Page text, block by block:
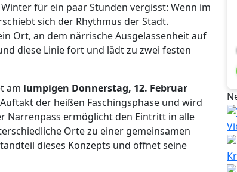
für ein paar Stunden vergisst: Wenn im
sich der Rhythmus der Stadt.
Ort, an dem närrische Ausgelassenheit auf
diese Linie fort und lädt zu zwei festen
am lumpigen Donnerstag, 12. Februar
der heißen Faschingsphase und wird
Narrenpass ermöglicht den Eintritt in alle
Orte zu einer gemeinsamen
dieses Konzepts und öffnet seine